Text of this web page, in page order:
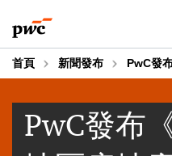
to
content
to
footer
首頁 新聞發布 PwC發
PwC發布